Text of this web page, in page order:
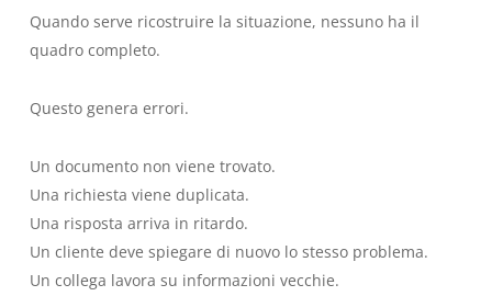
Quando serve ricostruire la situazione, nessuno ha il
quadro completo.
Questo genera errori.
Un documento non viene trovato.
Una richiesta viene duplicata.
Una risposta arriva in ritardo.
Un cliente deve spiegare di nuovo lo stesso problema.
Un collega lavora su informazioni vecchie.